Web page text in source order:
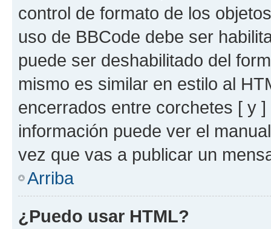
control de formato de los
uso de BBCode debe ser
puede ser deshabilitado del
mismo es similar en estilo al
encerrados entre corchetes [ y
información puede ver el
vez que vas a publicar un
Arriba
¿Puedo usar HTML?